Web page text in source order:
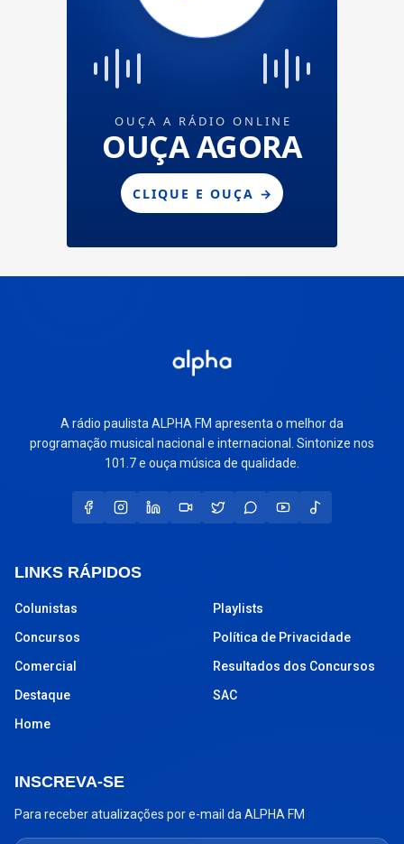
A rádio paulista ALPHA FM apresenta o melhor da
programação musical nacional e internacional. Sintonize nos
101.7 e ouça música de qualidade.
LINKS RÁPIDOS
Colunistas
Concursos
Comercial
Destaque
Home
Playlists
Política de Privacidade
Resultados dos Concursos
SAC
INSCREVA-SE
Para receber atualizações por e-mail da ALPHA FM